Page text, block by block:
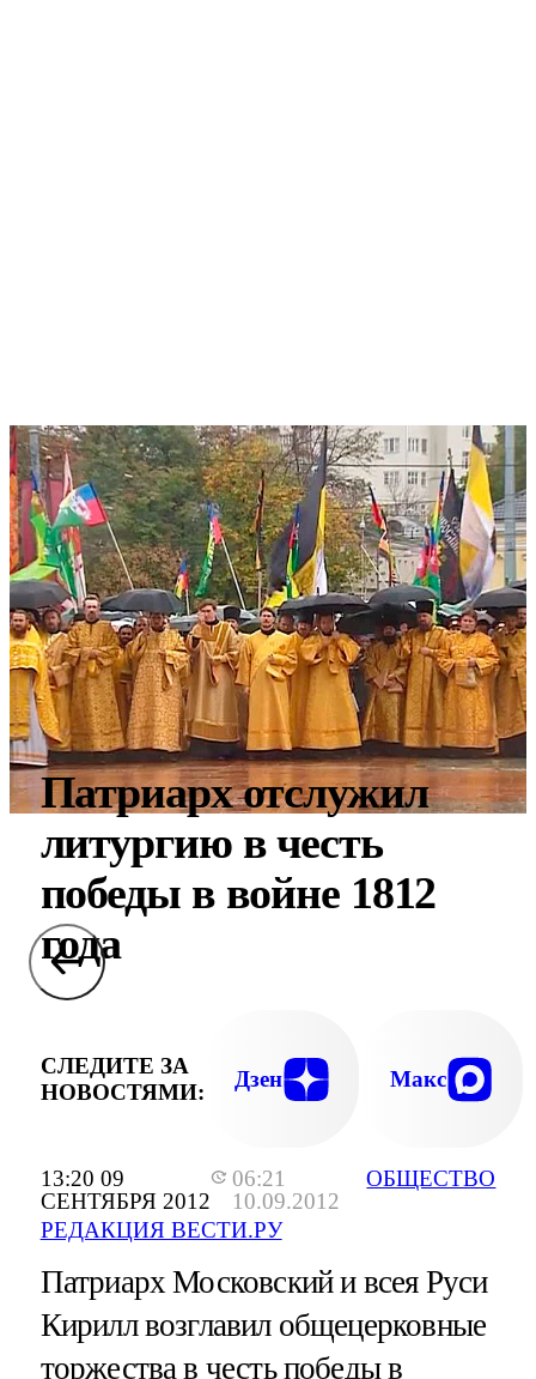
13:20 09
СЕНТЯБРЯ 2012
06:21
10.09.2012
РЕДАКЦИЯ ВЕСТИ.РУ
ОБЩЕСТВО
Патриарх отслужил
литургию в честь
победы в войне 1812
года
СЛЕДИТЕ ЗА
НОВОСТЯМИ:
Дзен Макс
Патриарх Московский и всея Руси
Кирилл возглавил общецерковные
торжества в честь победы в